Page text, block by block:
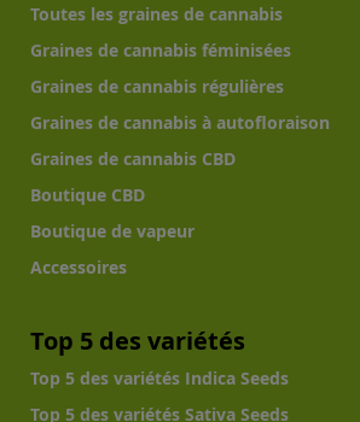
Toutes les graines de cannabis
Graines de cannabis féminisées
Graines de cannabis régulières
Graines de cannabis à autofloraison
Graines de cannabis CBD
Boutique CBD
Boutique de vapeur
Accessoires
Top 5 des variétés
Top 5 des variétés Indica Seeds
Top 5 des variétés Sativa Seeds